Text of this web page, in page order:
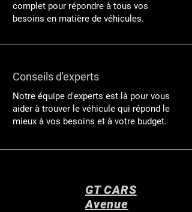
complet pour répondre à tous vos
besoins en matière de véhicules.
Conseils d'experts
Notre équipe d'experts est là pour vous
aider à trouver le véhicule qui répond le
mieux à vos besoins et à votre budget.
GT CARS
Avenue